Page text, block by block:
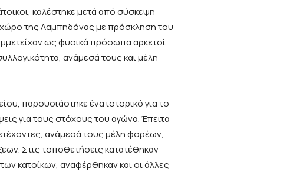
καλέστηκε μετά από σύσκεψη
της Λαμπηδόνας με πρόσκληση του
ως φυσικά πρόσωπα αρκετοί
ανάμεσά τους και μέλη
παρουσιάστηκε ένα ιστορικό για το
για τους στόχους του αγώνα. Έπειτα
ανάμεσά τους μέλη φορέων,
Στις τοποθετήσεις κατατέθηκαν
κατοίκων, αναφέρθηκαν και οι άλλες